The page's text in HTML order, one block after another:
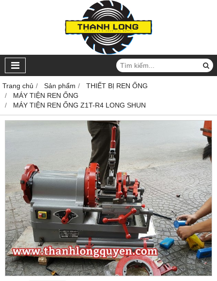
Trang chủ Sản phẩm
THIẾT BỊ REN ỐNG
MÁY TIỆN REN ỐNG
MÁY TIỆN REN ỐNG Z1T-R4 LONG SHUN